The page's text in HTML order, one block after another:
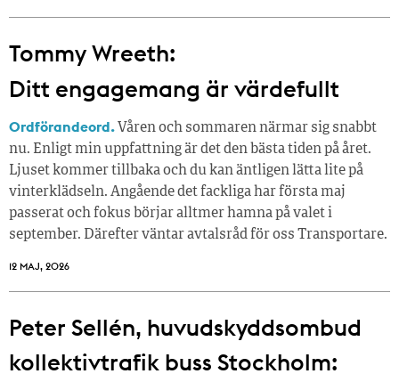
Tommy Wreeth:
Ditt engagemang är värdefullt
Ordförandeord. Våren och sommaren närmar sig snabbt
nu. Enligt min uppfattning är det den bästa tiden på året.
Ljuset kommer tillbaka och du kan äntligen lätta lite på
vinterklädseln. Angående det fackliga har första maj
passerat och fokus börjar alltmer hamna på valet i
september. Därefter väntar avtalsråd för oss Transportare.
12 MAJ, 2026
Peter Sellén, huvudskyddsombud
kollektivtrafik buss Stockholm: